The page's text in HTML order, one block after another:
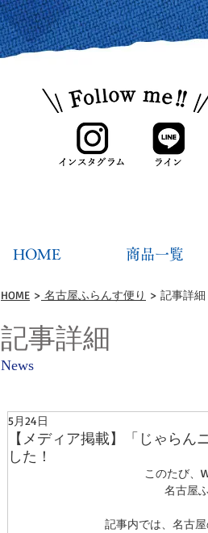
HOME 商品一覧
HOME > 名古屋ふらんす便り > 記事詳細
記事詳細
News
【メディア掲載】「じゃら
した！
5月24日
このたび、
名古屋
記事内では、名古屋